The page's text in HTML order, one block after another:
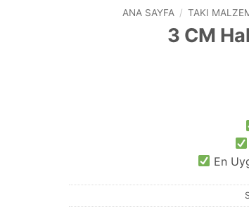
ANA SAYFA / TAKI
3 CM
En